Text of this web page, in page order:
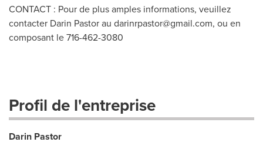
CONTACT : Pour de plus amples informations, veuillez
contacter Darin Pastor au darinrpastor@gmail.com, ou en
composant le 716-462-3080
Profil de l'entreprise
Darin Pastor